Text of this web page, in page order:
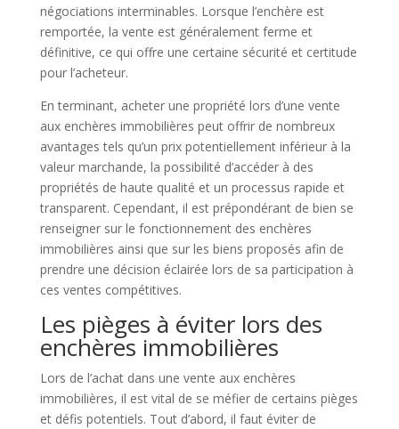
négociations interminables. Lorsque l’enchère est
remportée, la vente est généralement ferme et
définitive, ce qui offre une certaine sécurité et certitude
pour l’acheteur.
En terminant, acheter une propriété lors d’une vente
aux enchères immobilières peut offrir de nombreux
avantages tels qu’un prix potentiellement inférieur à la
valeur marchande, la possibilité d’accéder à des
propriétés de haute qualité et un processus rapide et
transparent. Cependant, il est prépondérant de bien se
renseigner sur le fonctionnement des enchères
immobilières ainsi que sur les biens proposés afin de
prendre une décision éclairée lors de sa participation à
ces ventes compétitives.
Les pièges à éviter lors des
enchères immobilières
Lors de l’achat dans une vente aux enchères
immobilières, il est vital de se méfier de certains pièges
et défis potentiels. Tout d’abord, il faut éviter de